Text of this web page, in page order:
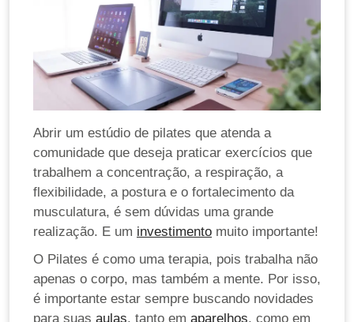
Abrir um estúdio de pilates que atenda a
comunidade que deseja praticar exercícios que
trabalhem a concentração, a respiração, a
flexibilidade, a postura e o fortalecimento da
musculatura, é sem dúvidas uma grande
realização. E um investimento muito importante!
O Pilates é como uma terapia, pois trabalha não
apenas o corpo, mas também a mente. Por isso,
é importante estar sempre buscando novidades
para suas aulas, tanto em aparelhos, como em